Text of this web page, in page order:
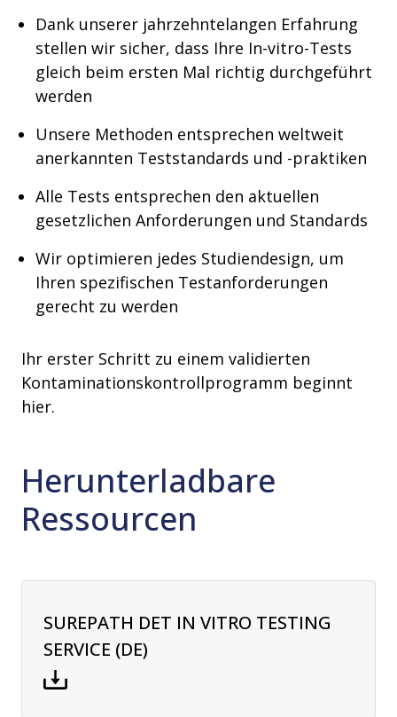
Dank unserer jahrzehntelangen Erfahrung
stellen wir sicher, dass Ihre In-vitro-Tests
gleich beim ersten Mal richtig durchgeführt
werden
Unsere Methoden entsprechen weltweit
anerkannten Teststandards und -praktiken
Alle Tests entsprechen den aktuellen
gesetzlichen Anforderungen und Standards
Wir optimieren jedes Studiendesign, um
Ihren spezifischen Testanforderungen
gerecht zu werden
Ihr erster Schritt zu einem validierten
Kontaminationskontrollprogramm beginnt
hier.
Herunterladbare
Ressourcen
SUREPATH DET IN VITRO TESTING
SERVICE (DE)